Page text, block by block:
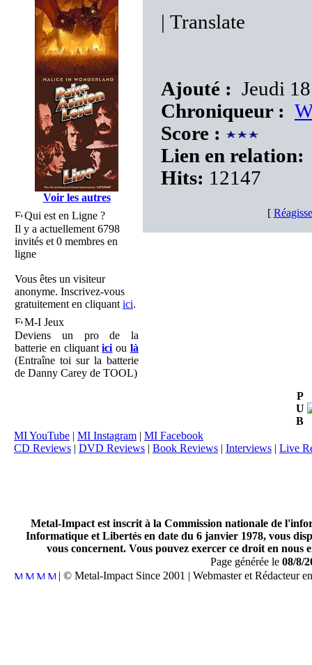
Voir les autres
Qui est en Ligne ?
Il y a actuellement 6798
invités et 0 membres en
ligne
Vous êtes un visiteur
anonyme. Inscrivez-vous
gratuitement en cliquant ici.
M-I Jeux
Deviens un pro de la
batterie en cliquantici oulà
(Entraîne toi sur la batterie
de Danny Carey de TOOL)
| Translate
Ajouté : Jeudi
Chroniqueur :
Score :
Lien en relation:
Hits: 12147
[
P
U
B
MI YouTube | MI Instagram | MI Facebook
CD Reviews | DVD Reviews | Book Reviews | Interviews | Live
Metal-Impact est inscrit à la Commission nationale de
Informatique et Libertés en date du 6 janvier 1978, vous
vous concernent. Vous pouvez exercer ce droit en
Page générée le 08/8/
| © Metal-Impact Since 2001 | Webmaster et Rédacteur